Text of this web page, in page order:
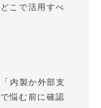
こで活用すべ
内製か外部支
悩む前に確認